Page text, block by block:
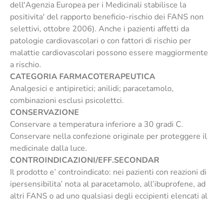
dell'Agenzia Europea per i Medicinali stabilisce la
positivita' del rapporto beneficio-rischio dei FANS non
selettivi, ottobre 2006). Anche i pazienti affetti da
patologie cardiovascolari o con fattori di rischio per
malattie cardiovascolari possono essere maggiormente
a rischio.
CATEGORIA FARMACOTERAPEUTICA
Analgesici e antipiretici; anilidi; paracetamolo,
combinazioni esclusi psicolettci.
CONSERVAZIONE
Conservare a temperatura inferiore a 30 gradi C.
Conservare nella confezione originale per proteggere il
medicinale dalla luce.
CONTROINDICAZIONI/EFF.SECONDAR
Il prodotto e’ controindicato: nei pazienti con reazioni di
ipersensibilita’ nota al paracetamolo, all’ibuprofene, ad
altri FANS o ad uno qualsiasi degli eccipienti elencati al